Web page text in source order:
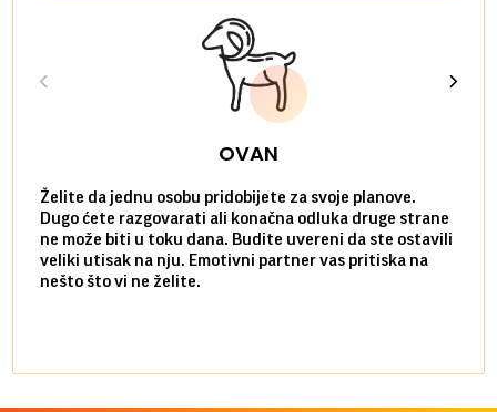
OVAN
Želite da jednu osobu pridobijete za svoje planove.
Dugo ćete razgovarati ali konačna odluka druge strane
ne može biti u toku dana. Budite uvereni da ste ostavili
veliki utisak na nju. Emotivni partner vas pritiska na
nešto što vi ne želite.